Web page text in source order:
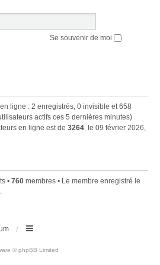
Se souvenir de moi
ligne : 2 enregistrés, 0 invisible et 658
actifs ces 5 dernières minutes)
en ligne est de 3264, le 09 février 2026,
• 760 membres • Le membre enregistré le
.
© phpBB Limited